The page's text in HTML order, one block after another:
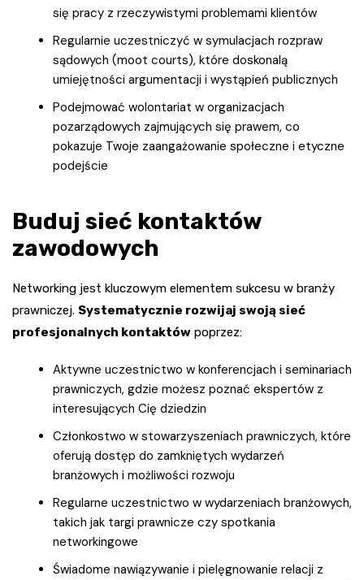
się pracy z rzeczywistymi problemami klientów
Regularnie uczestniczyć w symulacjach rozpraw
sądowych (moot courts), które doskonalą
umiejętności argumentacji i wystąpień publicznych
Podejmować wolontariat w organizacjach
pozarządowych zajmujących się prawem, co
pokazuje Twoje zaangażowanie społeczne i etyczne
podejście
Buduj sieć kontaktów
zawodowych
Networking jest kluczowym elementem sukcesu w branży
prawniczej. Systematycznie rozwijaj swoją sieć
profesjonalnych kontaktów poprzez:
Aktywne uczestnictwo w konferencjach i seminariach
prawniczych, gdzie możesz poznać ekspertów z
interesujących Cię dziedzin
Członkostwo w stowarzyszeniach prawniczych, które
oferują dostęp do zamkniętych wydarzeń
branżowych i możliwości rozwoju
Regularne uczestnictwo w wydarzeniach branżowych,
takich jak targi prawnicze czy spotkania
networkingowe
Świadome nawiązywanie i pielęgnowanie relacji z